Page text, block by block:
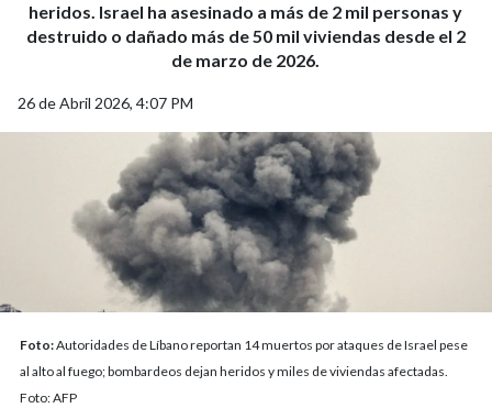
heridos. Israel ha asesinado a más de 2 mil personas y
destruido o dañado más de 50 mil viviendas desde el 2
de marzo de 2026.
26 de Abril 2026, 4:07 PM
Foto:Autoridades de Líbano reportan 14 muertos por ataques de Israel pese
al alto al fuego; bombardeos dejan heridos y miles de viviendas afectadas.
Foto: AFP